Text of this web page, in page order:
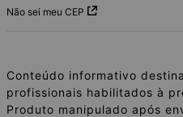
Não sei meu CEP
Conteúdo informativo
profissionais habilitados à
Produto manipulado após